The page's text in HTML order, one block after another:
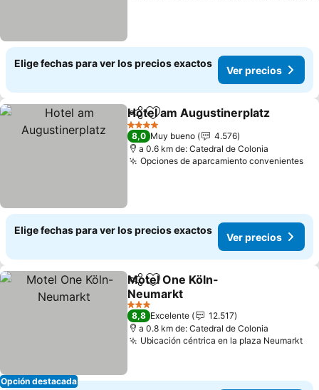
Elige fechas para ver los precios exactos
Ver precios
CompartirAgregar a favoritos
Hotel am Augustinerplatz
4 Estrellas
8,0 Muy bueno
4.576
a 0.6 km de: Catedral de Colonia
Opciones de aparcamiento convenientes
Elige fechas para ver los precios exactos
Ver precios
Opción destacada
CompartirAgregar a favoritos
Motel One Köln-
Neumarkt
3 Estrellas
8,8 Excelente
12.517
a 0.8 km de: Catedral de Colonia
Ubicación céntrica en la plaza Neumarkt